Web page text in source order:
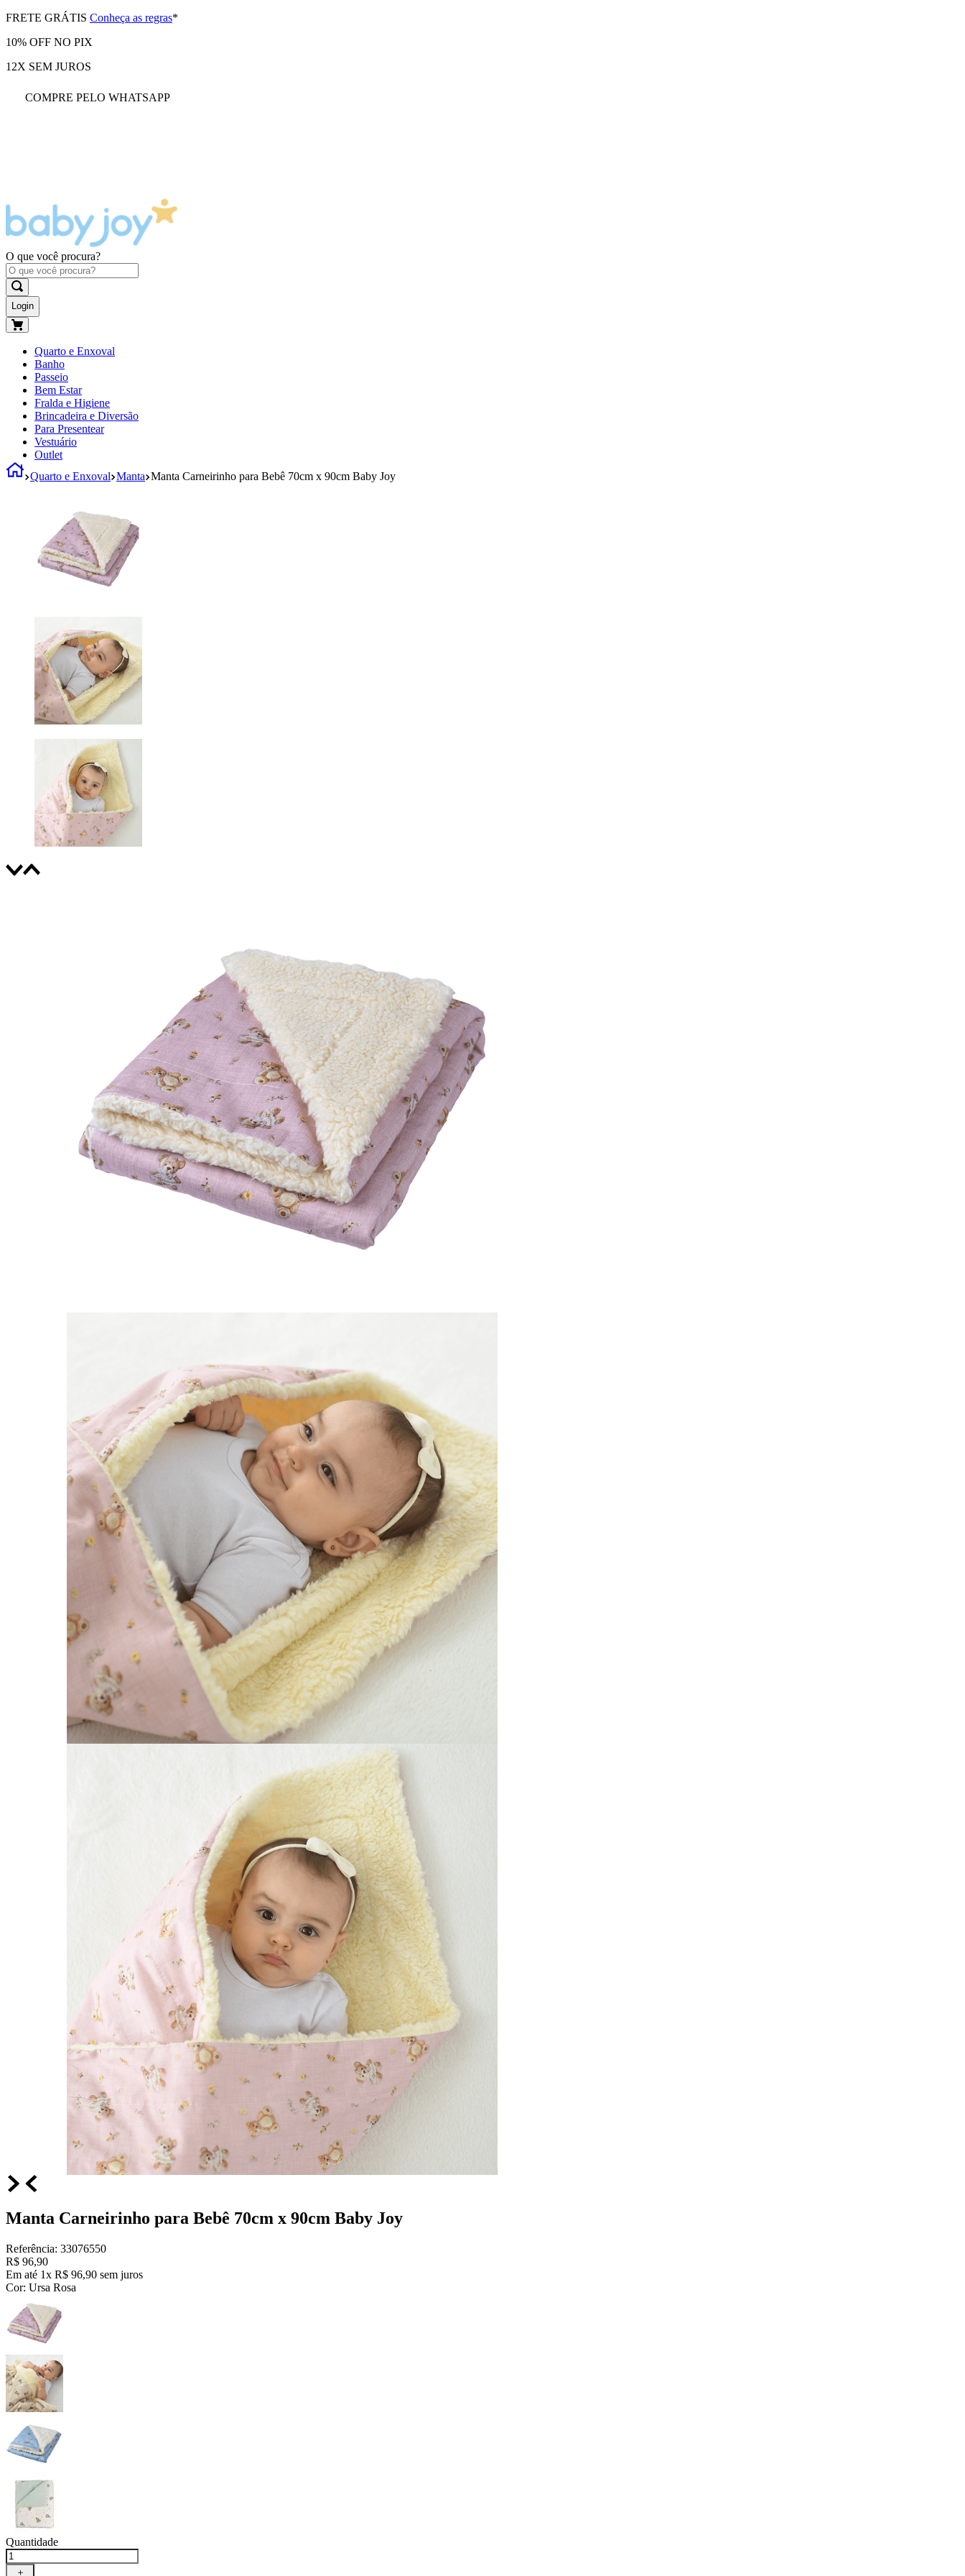
FRETE GRÁTIS Conheça as regras*
10% OFF NO PIX
12X SEM JUROS
COMPRE PELO WHATSAPP
O que você procura?
Login
Quarto e Enxoval
Banho
Passeio
Bem Estar
Fralda e Higiene
Brincadeira e Diversão
Para Presentear
Vestuário
Outlet
Quarto e Enxoval Manta Manta Carneirinho para Bebê 70cm x 90cm Baby Joy
Manta Carneirinho para Bebê 70cm x 90cm Baby Joy
Referência: 33076550
R$ 96,90
Em até 1x R$ 96,90 sem juros
Cor: Ursa Rosa
Quantidade
＋